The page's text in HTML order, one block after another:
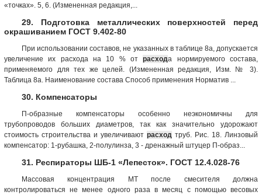
«точках». 5, 6. (Измененная редакция,...
29. Подготовка металлических поверхностей перед
окрашиванием ГОСТ 9.402-80
При использовании составов, не указанных в таблице 8а, допускается
увеличение их расхода на 10 % отрасхода нормируемого состава,
применяемого для тех же целей. (Измененная редакция, Изм. № 3).
Таблица 8а. Наименование состава Способ применения Норматив ...
30. Компенсаторы
П-образные компенсаторы особенно неэкономичны для
трубопроводов больших диаметров, так как значительно удорожают
стоимость строительства и увеличивают расход труб. Рис. 18. Линзовый
компенсатор: 1-рубашка, 2-полулинза, 3 - дренажный штуцер П-образ...
31. Респираторы ШБ-1 «Лепесток». ГОСТ 12.4.028-76
Массовая концентрация МТ после смесителя должна
контролироваться не менее одного раза в месяц с помощью весовых